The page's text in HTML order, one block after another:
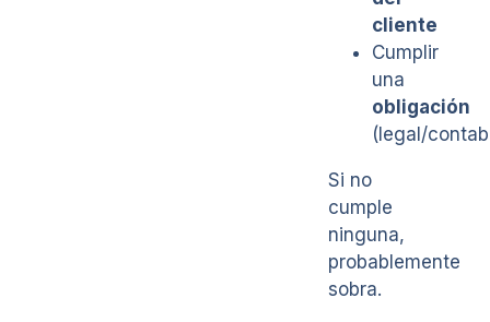
cliente
Cumplir
una
obligación
(legal/
Si no
cumple
ninguna,
probablemente
sobra.